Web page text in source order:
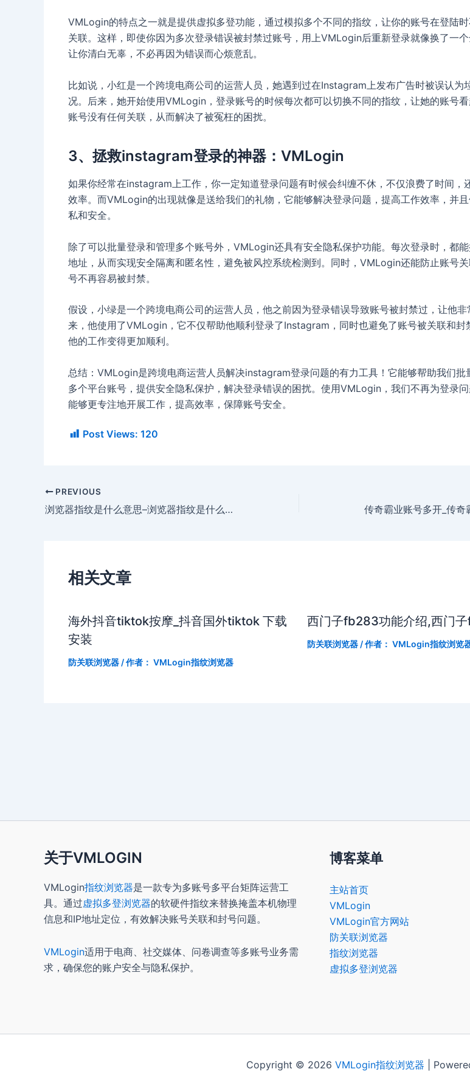
VMLogin的特点之一就是提供虚拟多登功能，通过模拟多个不同的指纹，让你的账号在登陆
关联。这样，即使你因为多次登录错误被封禁过账号，用上VMLogin后重新登录就像换了一个
让你清白无辜，不必再因为错误而心烦意乱。
比如说，小红是一个跨境电商公司的运营人员，她遇到过在Instagram上发布广告时被误认为
况。后来，她开始使用VMLogin，登录账号的时候每次都可以切换不同的指纹，让她的账号
账号没有任何关联，从而解决了被冤枉的困扰。
3、拯救instagram登录的神器：VMLogin
如果你经常在instagram上工作，你一定知道登录问题有时候会纠缠不休，不仅浪费了时间，
效率。而VMLogin的出现就像是送给我们的礼物，它能够解决登录问题，提高工作效率，并
私和安全。
除了可以批量登录和管理多个账号外，VMLogin还具有安全隐私保护功能。每次登录时，都
地址，从而实现安全隔离和匿名性，避免被风控系统检测到。同时，VMLogin还能防止账号
号不再容易被封禁。
假设，小绿是一个跨境电商公司的运营人员，他之前因为登录错误导致账号被封禁过，让他非
来，他使用了VMLogin，它不仅帮助他顺利登录了Instagram，同时也避免了账号被关联和封
他的工作变得更加顺利。
总结：VMLogin是跨境电商运营人员解决instagram登录问题的有力工具！它能够帮助我们批
多个平台账号，提供安全隐私保护，解决登录错误的困扰。使用VMLogin，我们不再为登录
能够更专注地开展工作，提高效率，保障账号安全。
Post Views: 120
PREVIOUS
浏览器指纹是什么意思–浏览器指纹是什么意思呀 传奇霸业账号多开_传
相关文章
海外抖音tiktok按摩_抖音国外tiktok 下载
安装
防关联浏览器 / 作者： VMLogin指纹浏览器
西门子fb283功能介绍,西门
防关联浏览器/ 作者： VMLogin指纹浏览
关于VMLOGIN
VMLogin指纹浏览器是一款专为多账号多平台矩阵运营工
具。通过虚拟多登浏览器的软硬件指纹来替换掩盖本机物理
信息和IP地址定位，有效解决账号关联和封号问题。
VMLogin适用于电商、社交媒体、问卷调查等多账号业务需
求，确保您的账户安全与隐私保护。
博客菜单
主站首页
VMLogin
VMLogin官方网站
防关联浏览器
指纹浏览器
虚拟多登浏览器
Copyright © 2026 VMLogin指纹浏览器 |